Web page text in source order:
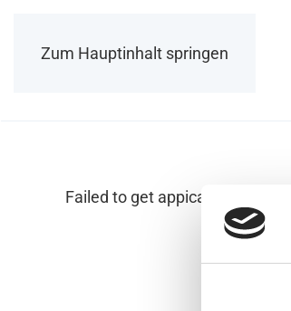
Zum Hauptinhalt springen
Failed to get appication.